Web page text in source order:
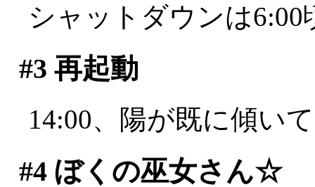
シャットダウンは6:00
#3 再起動
14:00、陽が既に傾い
#4ぼくの巫女さん☆